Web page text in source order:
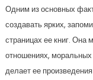
Одним из основных
создавать ярких,
страницах ее книг. Она
отношениях,
делает ее